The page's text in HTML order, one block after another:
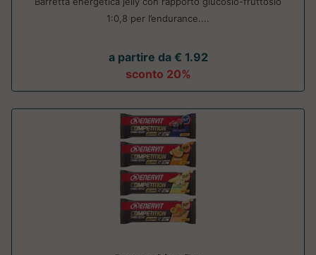
1:0,8 per l’endurance....
a partire da € 1.92
sconto 20%